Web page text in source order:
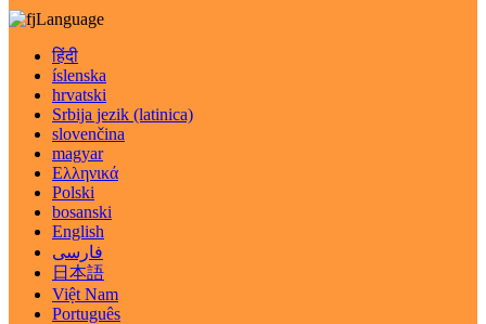
Language
हिंदी
íslenska
hrvatski
Srbija jezik (latinica)
slovenčina
magyar
Ελληνικά
Polski
bosanski
English
فارسی
日本語
Việt Nam
Português